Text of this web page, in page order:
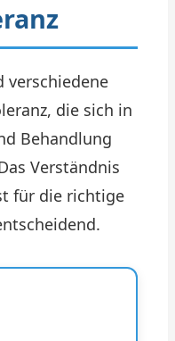
verschiedene
die sich in
Behandlung
Verständnis
für die richtige